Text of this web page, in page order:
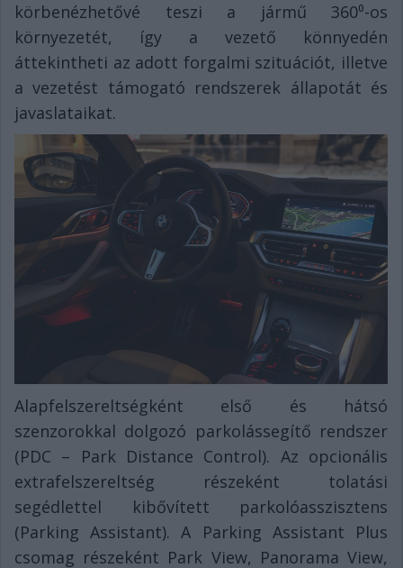
körbenézhetővé teszi a jármű 360⁰-os
környezetét, így a vezető könnyedén
áttekintheti az adott forgalmi szituációt, illetve
a vezetést támogató rendszerek állapotát és
javaslataikat.
Alapfelszereltségként első és hátsó
szenzorokkal dolgozó parkolássegítő rendszer
(PDC – Park Distance Control). Az opcionális
extrafelszereltség részeként tolatási
segédlettel kibővített parkolóasszisztens
(Parking Assistant). A Parking Assistant Plus
csomag részeként Park View, Panorama View,